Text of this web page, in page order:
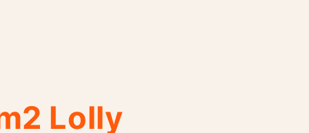
Lolly